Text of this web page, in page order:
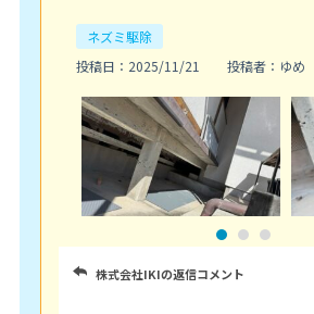
ネズミ駆除
投稿日：2025/11/21
投稿者：ゆめ
株式会社IKIの返信コメント